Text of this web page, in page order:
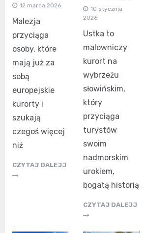
12 marca 2026
Malezja
przyciąga
osoby, które
mają już za
sobą
europejskie
kurorty i
szukają
czegoś więcej
niż
CZYTAJ DALEJJ
10 stycznia
2026
Ustka to
malowniczy
kurort na
wybrzeżu
słowińskim,
który
przyciąga
turystów
swoim
nadmorskim
urokiem,
bogatą historią
CZYTAJ DALEJJ